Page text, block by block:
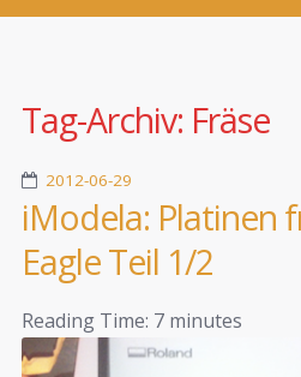
Tag-Archiv: Fräse
2012-06-29
iModela: Platinen
Eagle Teil 1/2
Reading Time: 7 minutes